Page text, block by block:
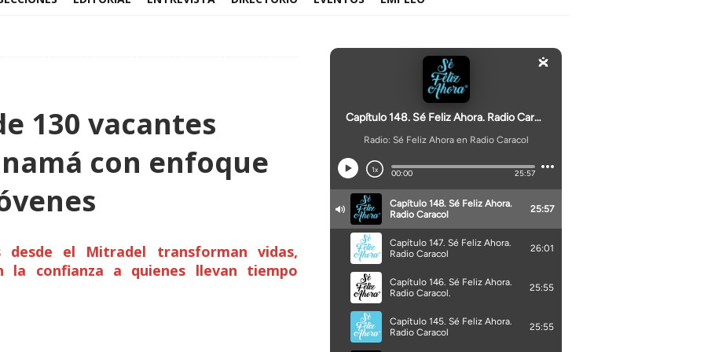
130 vacantes
con enfoque
desde el Mitradel transforman vidas,
la confianza a quienes llevan tiempo